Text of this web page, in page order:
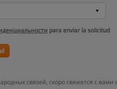
para enviar la solicitud
связей, скоро свяжется с